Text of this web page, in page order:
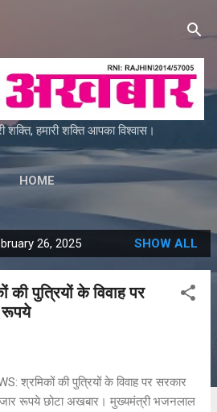
शक्ति, हमारी शक्ति आपका विश्वास।
HOME
26, 2025 SHOW ALL
पुत्रियों के विवाह पर
रूपये
श्रमिकों की पुत्रियों के विवाह पर सरकार
रूपये छोटा अखबार। मुख्यमंत्री भजनलाल